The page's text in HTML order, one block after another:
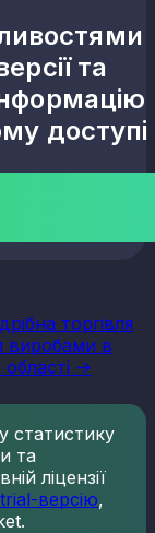
та
доступі
торгівля
виробами в
області ->
статистику
та
ліцензії
версію,